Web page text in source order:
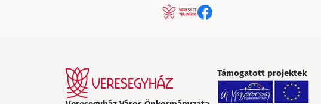
Támogatott projektek